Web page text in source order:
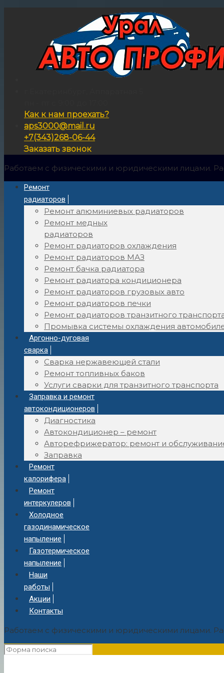
Как к нам проехать?
aps3000@mail.ru
+7(343)268-06-44
Заказать звонок
Работаем с физическими и юридическими лицами.
Ремонт
радиаторов
Ремонт алюминиевых радиаторов
Ремонт медных
радиаторов
Ремонт радиаторов охлаждения
Ремонт радиаторов МАЗ
Ремонт бачка радиатора
Ремонт радиатора кондиционера
Ремонт радиаторов грузовых авто
Ремонт радиаторов печки
Ремонт радиаторов транзитного
Промывка системы охлаждения
Аргонно-дуговая
сварка
Сварка нержавеющей стали
Ремонт топливных баков
Услуги сварки для транзитного транспорта
Заправка и ремонт
автокондиционеров
Диагностика
Автокондиционер – ремонт
Авторефрижератор: ремонт и
Заправка
Ремонт
калорифера
Ремонт
интеркулеров
Холодное
газодинамическое
напыление
Газотермическое
напыление
Наши
работы
Акции
Контакты
Работаем с физическими и юридическими лицами.